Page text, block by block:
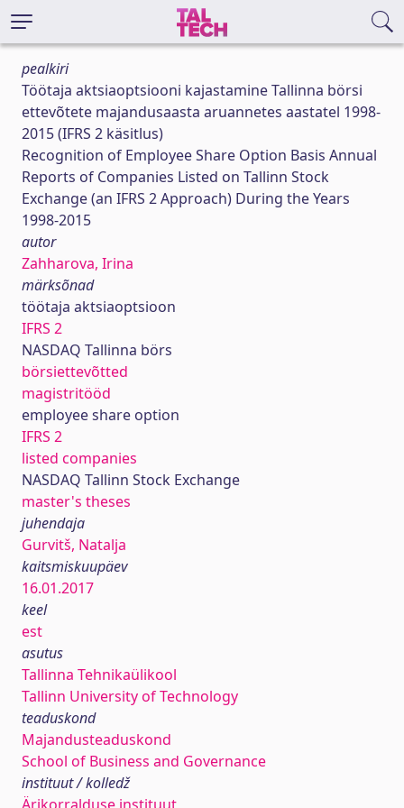
pealkiri
Töötaja aktsiaoptsiooni kajastamine Tallinna börsi
ettevõtete majandusaasta aruannetes aastatel 1998-
2015 (IFRS 2 käsitlus)
Recognition of Employee Share Option Basis Annual
Reports of Companies Listed on Tallinn Stock
Exchange (an IFRS 2 Approach) During the Years
1998-2015
autor
Zahharova, Irina
märksõnad
töötaja aktsiaoptsioon
IFRS 2
NASDAQ Tallinna börs
börsiettevõtted
magistritööd
employee share option
IFRS 2
listed companies
NASDAQ Tallinn Stock Exchange
master's theses
juhendaja
Gurvitš, Natalja
kaitsmiskuupäev
16.01.2017
keel
est
asutus
Tallinna Tehnikaülikool
Tallinn University of Technology
teaduskond
Majandusteaduskond
School of Business and Governance
instituut / kolledž